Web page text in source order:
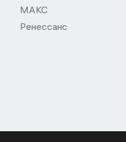
МАКС
Ренессанс